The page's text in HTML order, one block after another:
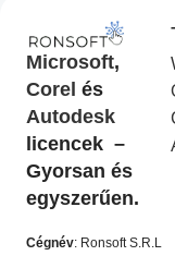
CorelDraw
I
Corel Licenc
termék
Ft19,990.00 Ft
KOSÁRBA HELYEZÉS
Microsoft,
Corel és
Autodesk
licencek –
Gyorsan és
egyszerűen.
Cégnév: Ronsoft S.R.L